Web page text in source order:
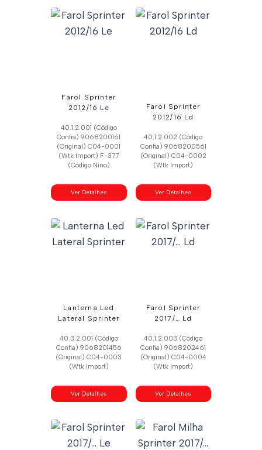
Farol Sprinter
2012/16 Le
40.1.2.001 (Código
Confia) 9068200161
(Original) C04-0001
(Wtk Import) F-377
(Código Nino)
Ver Detalhes
Farol Sprinter
2012/16 Ld
40.1.2.002 (Código
Confia) 9068200561
(Original) C04-0002
(Wtk Import)
Ver Detalhes
Lanterna Led
Lateral Sprinter
40.3.2.001 (Código
Confia) 9068201456
(Original) C04-0003
(Wtk Import)
Ver Detalhes
Farol Sprinter
2017/… Ld
40.1.2.003 (Código
Confia) 9068202461
(Original) C04-0004
(Wtk Import)
Ver Detalhes